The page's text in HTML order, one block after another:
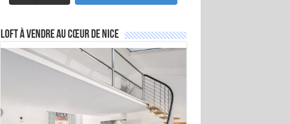
Loft à vendre au cœur de Nice